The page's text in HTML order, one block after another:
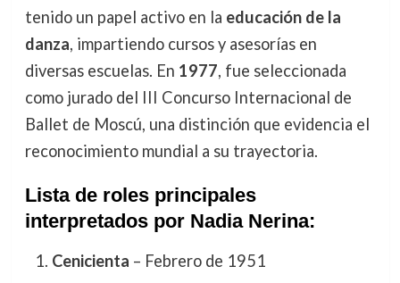
tenido un papel activo en la educación de la
danza, impartiendo cursos y asesorías en
diversas escuelas. En 1977, fue seleccionada
como jurado del III Concurso Internacional de
Ballet de Moscú, una distinción que evidencia el
reconocimiento mundial a su trayectoria.
Lista de roles principales
interpretados por Nadia Nerina:
Cenicienta – Febrero de 1951